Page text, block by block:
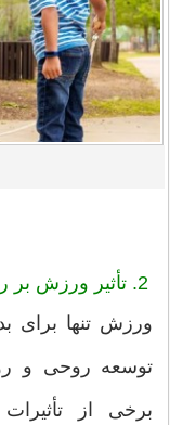
2. تأثیر ورزش بر رشد روانی و اجتماعی کودکان
ورزش تنها برای
توسعه روحی و
برخی از